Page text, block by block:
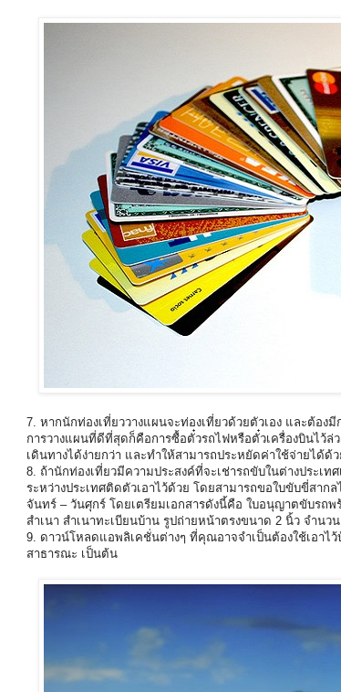
7. หากนักท่องเที่ยววางแผนจะท่องเที่ยวด้วยตัวเอง และต้อง
การวางแผนที่ดีที่สุดก็คือการซื้อตั๋วรถไฟหรือตั๋วเครื่องบินไว้ล่
เดินทางได้ง่ายกว่า และทำให้สามารถประหยัดค่าใช้จ่ายได้ด้ว
8. ถ้านักท่องเที่ยวมีความประสงค์ที่จะเช่ารถขับในต่างประเ
ระหว่างประเทศติดตัวเอาไว้ด้วย โดยสามารถขอใบขับขี่สา
จันทร์ – วันศุกร์ โดยเตรียมเอกสารดังนี้คือ ใบอนุญาตขับรถ
สำเนา สำเนาทะเบียนบ้าน รูปถ่ายหน้าตรงขนาด 2 นิ้ว จำนว
9. ดาวน์โหลดแอพลิเคชั่นต่างๆ ที่คุณอาจจำเป็นต้องใช้เอาไ
สาธารณะ เป็นต้น